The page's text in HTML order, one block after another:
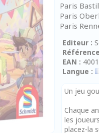
Paris
Paris
Paris
Editeur :
EAN :
Langue :
Un jeu
Chaque
les
placez-la